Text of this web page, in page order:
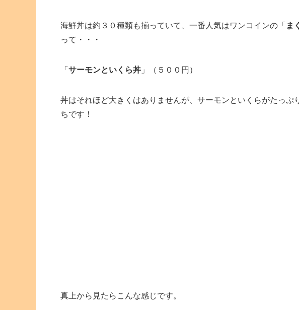
海鮮丼は約３０種類も揃っていて、一番人気はワンコインの「 ま
って・・・
「 サーモンといくら丼 」（５００円）
丼はそれほど大きくはありませんが、サーモンといくらがたっぷ
ちです！
真上から見たらこんな感じです。